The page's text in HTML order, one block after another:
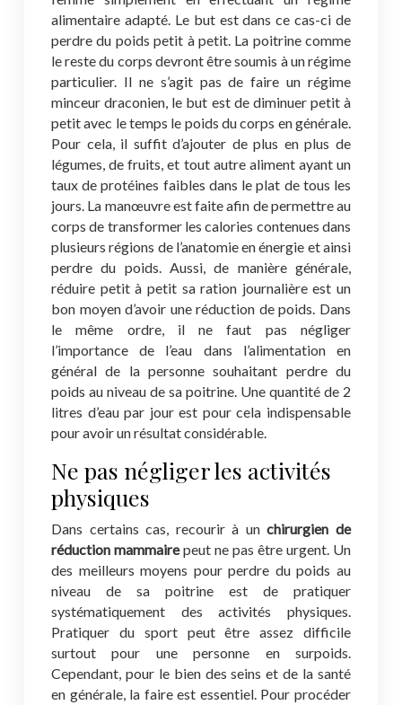
alimentaire adapté. Le but est dans ce cas-ci de
perdre du poids petit à petit. La poitrine comme
le reste du corps devront être soumis à un régime
particulier. Il ne s’agit pas de faire un régime
minceur draconien, le but est de diminuer petit à
petit avec le temps le poids du corps en générale.
Pour cela, il suffit d’ajouter de plus en plus de
légumes, de fruits, et tout autre aliment ayant un
taux de protéines faibles dans le plat de tous les
jours. La manœuvre est faite afin de permettre au
corps de transformer les calories contenues dans
plusieurs régions de l’anatomie en énergie et ainsi
perdre du poids. Aussi, de manière générale,
réduire petit à petit sa ration journalière est un
bon moyen d’avoir une réduction de poids. Dans
le même ordre, il ne faut pas négliger
l’importance de l’eau dans l’alimentation en
général de la personne souhaitant perdre du
poids au niveau de sa poitrine. Une quantité de 2
litres d’eau par jour est pour cela indispensable
pour avoir un résultat considérable.
Ne pas négliger les activités
physiques
Dans certains cas, recourir à unchirurgien de
réduction mammairepeut ne pas être urgent. Un
des meilleurs moyens pour perdre du poids au
niveau de sa poitrine est de pratiquer
systématiquement des activités physiques.
Pratiquer du sport peut être assez difficile
surtout pour une personne en surpoids.
Cependant, pour le bien des seins et de la santé
en générale, la faire est essentiel. Pour procéder